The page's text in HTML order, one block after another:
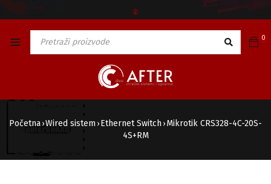
🅯
0
Početna ›Wired sistem › Ethernet Switch › Mikrotik CRS328-4C-20S-
4S+RM